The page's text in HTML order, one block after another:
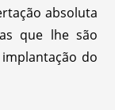
absoluta
que lhe são
do